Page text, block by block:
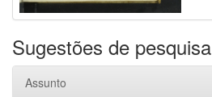
Sugestões de pesquisa
Assunto